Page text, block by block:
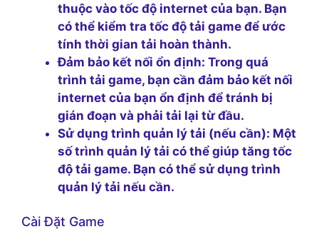
thuộc vào tốc độ internet của bạn. Bạn
có thể kiểm tra tốc độ tải game để ước
tính thời gian tải hoàn thành.
Đảm bảo kết nối ổn định: Trong quá
trình tải game, bạn cần đảm bảo kết nối
internet của bạn ổn định để tránh bị
gián đoạn và phải tải lại từ đầu.
Sử dụng trình quản lý tải (nếu cần): Một
số trình quản lý tải có thể giúp tăng tốc
độ tải game. Bạn có thể sử dụng trình
quản lý tải nếu cần.
Cài Đặt Game